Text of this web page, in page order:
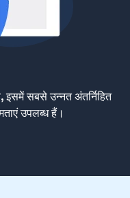
इसमें सबसे उन्नत अंतर्निहित
उपलब्ध हैं।